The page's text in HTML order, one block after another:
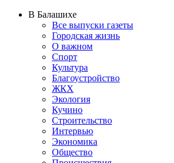
В Балашихе
Все выпуски газеты
Городская жизнь
О важном
Спорт
Культура
Благоустройство
ЖКХ
Экология
Кучино
Строительство
Интервью
Экономика
Общество